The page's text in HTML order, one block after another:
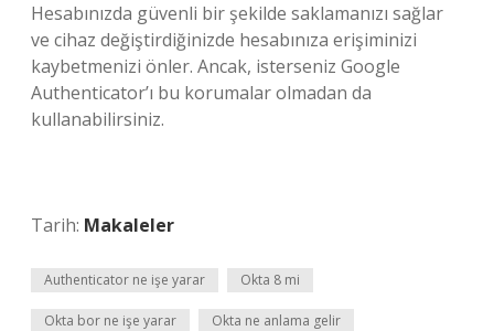
Hesabınızda güvenli bir şekilde saklamanızı sağlar
ve cihaz değiştirdiğinizde hesabınıza erişiminizi
kaybetmenizi önler. Ancak, isterseniz Google
Authenticator’ı bu korumalar olmadan da
kullanabilirsiniz.
Tarih: Makaleler
Authenticator ne işe yarar Okta 8 mi
Okta bor ne işe yarar Okta ne anlama gelir